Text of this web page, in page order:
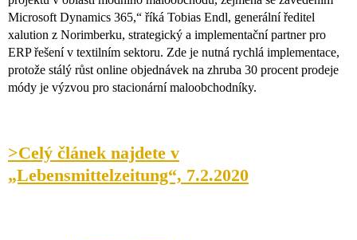
Microsoft Dynamics 365,“ říká Tobias Endl, generální ředitel
xalution z Norimberku, strategický a implementační partner pro
ERP řešení v textilním sektoru. Zde je nutná rychlá implementace,
protože stálý růst online objednávek na zhruba 30 procent prodeje
módy je výzvou pro stacionární maloobchodníky.
>Celý článek najdete v
„Lebensmittelzeitung“, 7.2.2020